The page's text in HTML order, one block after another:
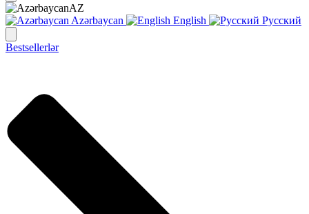
AZ
Azərbaycan
English Русский
Bestsellerlər